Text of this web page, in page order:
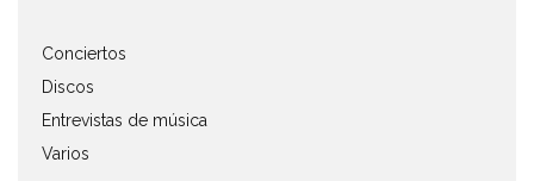
Conciertos
Discos
Entrevistas de música
Varios